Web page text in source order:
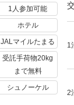
1人参加可能
ホテル
JALマイルたまる
受託手荷物20kg
まで無料
シュノーケル
1
2